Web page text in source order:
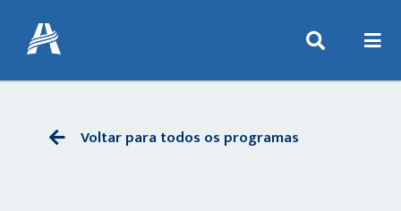
Voltar para todos os programas